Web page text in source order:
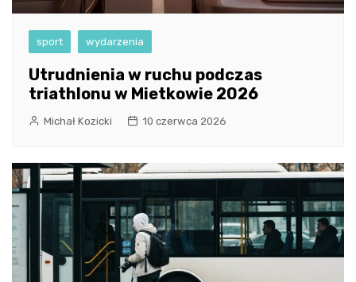
sport wydarzenia
Utrudnienia w ruchu podczas
triathlonu w Mietkowie 2026
Michał Kozicki 10 czerwca 2026